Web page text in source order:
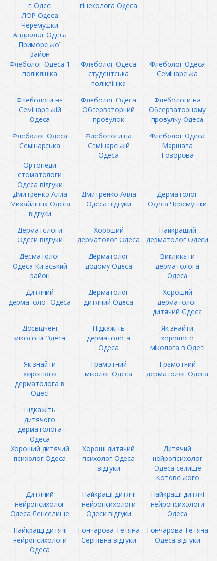
в Одесі
гінеколога Одеса
ЛОР Одеса
Черемушки
Андролог Одеса
Приморської
район
Флеболог Одеса 1
поліклініка
Флеболог Одеса
студентська
поліклініка
Флеболог Одеса
Семінарська
Флебологи на
Семінарській
Одеса
Флеболог Одеса
Обсерваторний
провулок
Флебологи на
Обсерваторному
провулку Одеса
Флеболог Одеса
Семінарська
Флебологи на
Семінарській
Одеса
Флеболог Одеса
Маршала
Говорова
Ортопеди
стоматологи
Одеса відгуки
Дмитренко Алла
Михайлівна Одеса
відгуки
Дмитренко Алла
Одеса відгуки
Дерматолог
Одеса Черемушки
Дерматологи
Одеси відгуки
Хороший
дерматолог Одеса
Найкращий
дерматолог Одеси
Дерматолог
Одеса Київський
район
Дерматолог
додому Одеса
Викликати
дерматолога
Одеса
Дитячий
дерматолог Одеса
Дерматолог
дитячий Одеса
Хороший
дерматолог
дитячий Одеса
Досвідчені
мікологи Одеса
Підкажіть
дерматолога
Одеса
Як знайти
хорошого
міколога в Одесі
Як знайти
хорошого
дерматолога в
Одесі
Грамотний
міколог Одеса
Грамотний
дерматолог Одеса
Підкажіть
дитячого
дерматолога
Одеса
Хороший дитячий
психолог Одеса
Хороші дитячий
психолог Одеса
відгуки
Дитячий
нейропсихолог
Одеса селище
Котовського
Дитячий
нейропсихолог
Одеса Ленселище
Найкращі дитячі
нейропсихологи
Одеси відгуки
Найкращі дитячі
нейропсихологи
Одеса
Найкращі дитячі
нейропсихологи
Одеса
Гончарова Тетяна
Сергіївна відгуки
Гончарова Тетяна
Одеса відгуки